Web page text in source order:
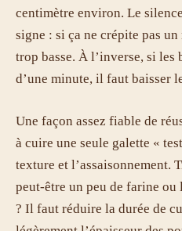
centimètre environ. Le
signe : si ça ne crépite pas
trop basse. À l’inverse, si
d’une minute, il faut baisser
Une façon assez fiable de
à cuire une seule galette «
texture et l’assaisonnement.
peut-être un peu de farine
? Il faut réduire la durée de